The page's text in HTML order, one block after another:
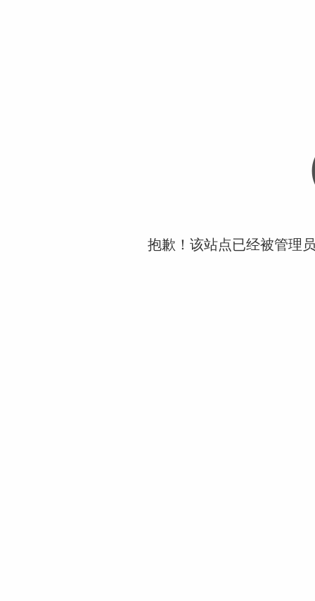
抱歉！该站点已经被管理